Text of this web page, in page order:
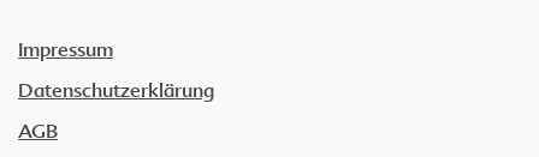
Impressum
Datenschutzerklärung
AGB